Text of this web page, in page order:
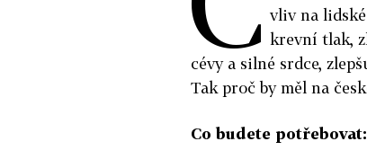
vliv na
krevní tlak,
cévy a silné srdce,
Tak proč by měl na
Co budete potřebovat: